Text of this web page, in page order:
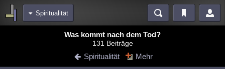
Spiritualität
Blogs Videos
Chat Wiki Neuigkeiten
Was kommt nach dem Tod?
131 Beiträge
Spiritualität Mehr